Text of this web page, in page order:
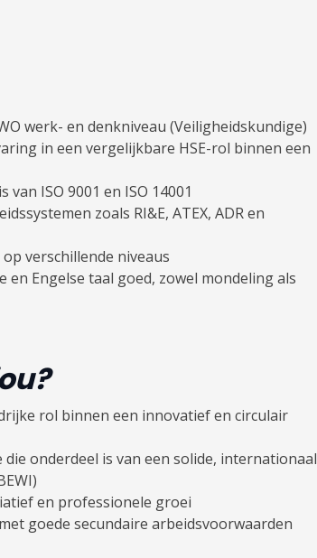
werk- en denkniveau (Veiligheidskundige)
in een vergelijkbare HSE-rol binnen een
ISO 9001 en ISO 14001
zoals RI&E, ATEX, ADR en
verschillende niveaus
en Engelse taal goed, zowel mondeling als
rol binnen een innovatief en circulair
onderdeel is van een solide, internationaal
en professionele groei
goede secundaire arbeidsvoorwaarden